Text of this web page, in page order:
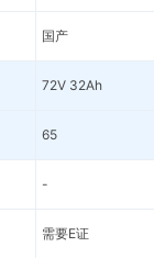
国产
72V 32Ah
65
-
需要E证